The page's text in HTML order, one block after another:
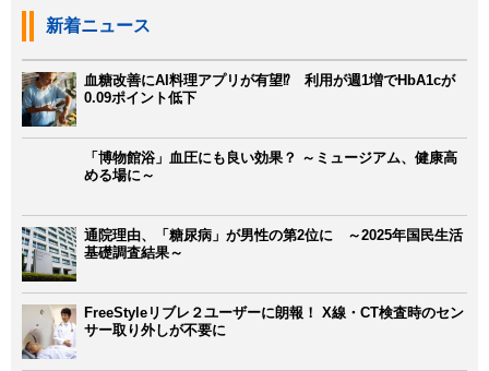
新着ニュース
血糖改善にAI料理アプリが有望⁉ 利用が週1増でHbA1cが
0.09ポイント低下
「博物館浴」血圧にも良い効果？ ～ミュージアム、健康高
める場に～
通院理由、「糖尿病」が男性の第2位に ～2025年国民生活
基礎調査結果～
FreeStyleリブレ２ユーザーに朗報！ X線・CT検査時のセン
サー取り外しが不要に